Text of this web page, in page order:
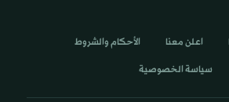
اعلن معنا الأحكام والشروط
سياسة الخصوصية